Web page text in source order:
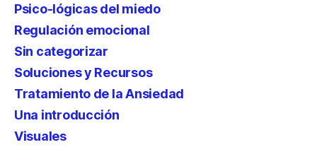
Psico-lógicas del miedo
Regulación emocional
Sin categorizar
Soluciones y Recursos
Tratamiento de la Ansiedad
Una introducción
Visuales